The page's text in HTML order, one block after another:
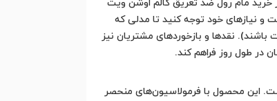
خرید مام رول ضد تعریق کالم اوشن ویت
نیازهای خود توجه کنید تا مدلی که
نقدها و بازخوردهای مشتریان نیز
در طول روز فراهم کند.
این محصول با فرمولاسیون‌های منحصر